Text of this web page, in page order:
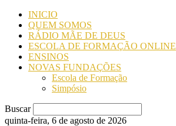
INICIO
QUEM SOMOS
RÁDIO MÃE DE DEUS
ESCOLA DE FORMAÇÃO ONLINE
ENSINOS
NOVAS FUNDAÇÕES
Escola de Formação
Simpósio
Buscar
quinta-feira, 6 de agosto de 2026